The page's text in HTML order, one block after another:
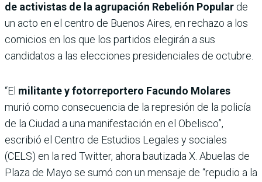
de activistas de la agrupación Rebelión Popular de
un acto en el centro de Buenos Aires, en rechazo a los
comicios en los que los partidos elegirán a sus
candidatos a las elecciones presidenciales de octubre.
“El militante y fotorreportero Facundo Molares
murió como consecuencia de la represión de la policía
de la Ciudad a una manifestación en el Obelisco”,
escribió el Centro de Estudios Legales y sociales
(CELS) en la red Twitter, ahora bautizada X. Abuelas de
Plaza de Mayo se sumó con un mensaje de “repudio a la